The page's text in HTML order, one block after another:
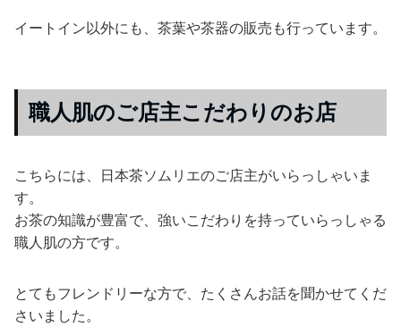
イートイン以外にも、茶葉や茶器の販売も行っています。
職人肌のご店主こだわりのお店
こちらには、日本茶ソムリエのご店主がいらっしゃいま
す。
お茶の知識が豊富で、強いこだわりを持っていらっしゃる
職人肌の方です。
とてもフレンドリーな方で、たくさんお話を聞かせてくだ
さいました。